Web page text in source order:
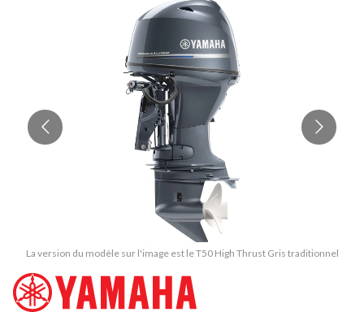
La version du modèle sur l'image est le T50 High Thrust Gris traditionnel